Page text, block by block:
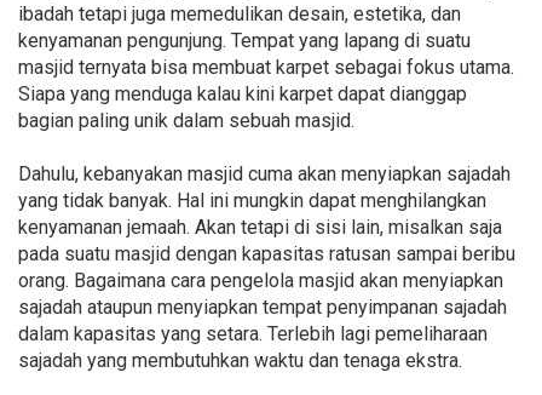
ibadah tetapi juga memedulikan desain, estetika, dan
kenyamanan pengunjung. Tempat yang lapang di suatu
masjid ternyata bisa membuat karpet sebagai fokus utama.
Siapa yang menduga kalau kini karpet dapat dianggap
bagian paling unik dalam sebuah masjid.
Dahulu, kebanyakan masjid cuma akan menyiapkan sajadah
yang tidak banyak. Hal ini mungkin dapat menghilangkan
kenyamanan jemaah. Akan tetapi di sisi lain, misalkan saja
pada suatu masjid dengan kapasitas ratusan sampai beribu
orang. Bagaimana cara pengelola masjid akan menyiapkan
sajadah ataupun menyiapkan tempat penyimpanan sajadah
dalam kapasitas yang setara. Terlebih lagi pemeliharaan
sajadah yang membutuhkan waktu dan tenaga ekstra.